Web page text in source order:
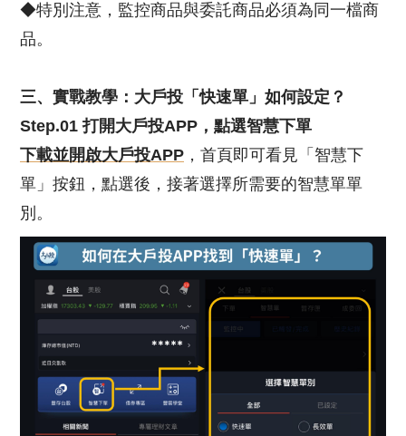
◆特別注意，監控商品與委託商品必須為同一檔商
品。
三、實戰教學：大戶投「快速單」如何設定？
Step.01 打開大戶投APP，點選智慧下單
下載並開啟大戶投APP ，首頁即可看見「智慧下
單」按鈕，點選後，接著選擇所需要的智慧單單
別。